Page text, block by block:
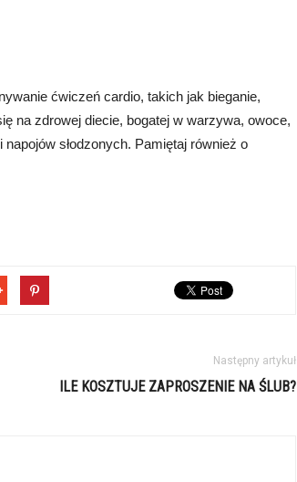
ćwiczeń cardio, takich jak bieganie,
na zdrowej diecie, bogatej w warzywa, owoce,
słodzonych. Pamiętaj również o
Następny artykuł
ILE KOSZTUJE ZAPROSZENIE NA ŚLUB?